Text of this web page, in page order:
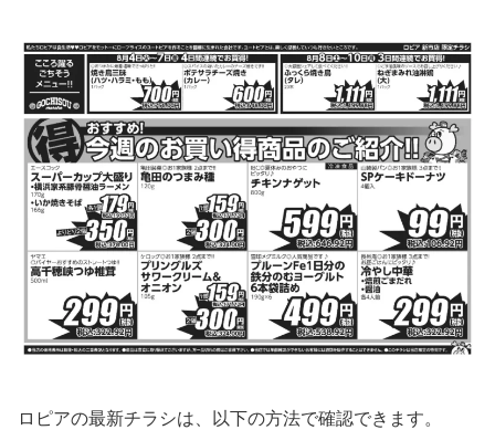
ロピアの最新チラシは、以下の方法で確認できます。